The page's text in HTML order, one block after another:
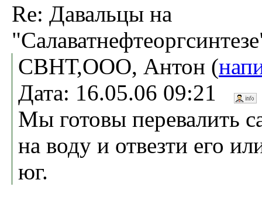
Re: Давальцы на
СВНТ,ООО, Антон (
Дата: 16.05.06 09:21
Мы готовы перевалить
на воду и отвезти его
юг.